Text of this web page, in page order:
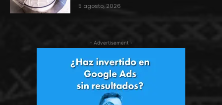
5 agosto, 2026
- Advertisement -